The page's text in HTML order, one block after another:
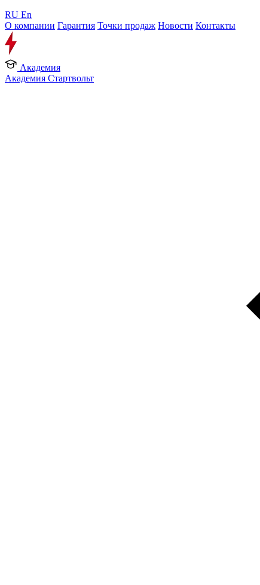
RU En
О компании Гарантия Точки продаж Новости Контакты
Академия
Академия Стартвольт